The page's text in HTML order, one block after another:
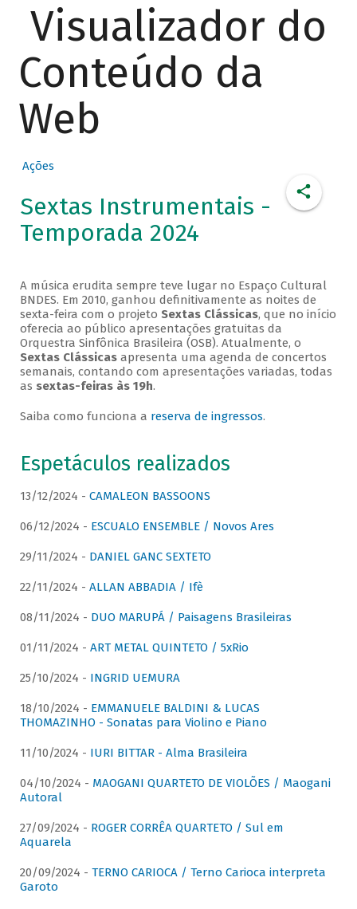
Visualizador do
Conteúdo da
Web
Ações
Sextas Instrumentais -
Temporada 2024
A música erudita sempre teve lugar no Espaço Cultural
BNDES. Em 2010, ganhou definitivamente as noites de
sexta-feira com o projeto Sextas Clássicas, que no início
oferecia ao público apresentações gratuitas da
Orquestra Sinfônica Brasileira (OSB). Atualmente, o
Sextas Clássicasapresenta uma agenda de concertos
semanais, contando com apresentações variadas, todas
as sextas-feiras às 19h.
Saiba como funciona a reserva de ingressos.
Espetáculos realizados
13/12/2024 - CAMALEON BASSOONS
06/12/2024 - ESCUALO ENSEMBLE / Novos Ares
29/11/2024 - DANIEL GANC SEXTETO
22/11/2024 - ALLAN ABBADIA / Ifè
08/11/2024 - DUO MARUPÁ / Paisagens Brasileiras
01/11/2024 - ART METAL QUINTETO / 5xRio
25/10/2024 - INGRID UEMURA
18/10/2024 - EMMANUELE BALDINI & LUCAS
THOMAZINHO - Sonatas para Violino e Piano
11/10/2024 - IURI BITTAR - Alma Brasileira
04/10/2024 - MAOGANI QUARTETO DE VIOLÕES / Maogani
Autoral
27/09/2024 - ROGER CORRÊA QUARTETO / Sul em
Aquarela
20/09/2024 - TERNO CARIOCA / Terno Carioca interpreta
Garoto